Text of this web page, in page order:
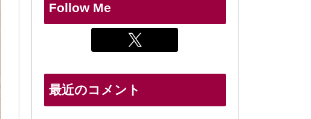
Follow Me
最近のコメント